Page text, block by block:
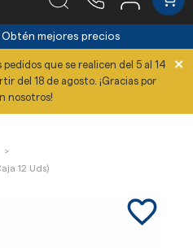
Obtén mejores precios
que se realicen del 5 al 14
del 18 de agosto. ¡Gracias por
nosotros!
×
12 Uds)
favorite_border